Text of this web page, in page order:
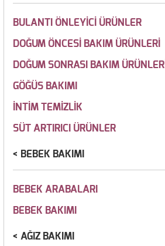
BULANTI ÖNLEYİCİ ÜRÜNLER
DOĞUM ÖNCESİ BAKIM ÜRÜNLERİ
DOĞUM SONRASI BAKIM ÜRÜNLERİ
GÖĞÜS BAKIMI
İNTİM TEMİZLİK
SÜT ARTIRICI ÜRÜNLER
BEBEK BAKIMI
BEBEK ARABALARI
BEBEK BAKIMI
AĞIZ BAKIMI